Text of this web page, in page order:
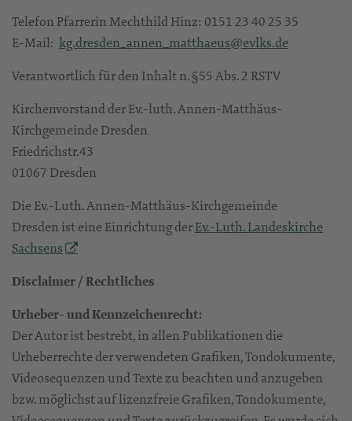
Telefon Pfarrerin Mechthild Hinz: 0151 23 40 25 35
E-Mail: kg.dresden_annen_matthaeus@evlks.de
Verantwortlich für den Inhalt n. §55 Abs. 2 RSTV
Kirchenvorstand der Ev.-luth. Annen-Matthäus-
Kirchgemeinde Dresden
Friedrichstr.43
01067 Dresden
Die Ev.-Luth. Annen-Matthäus-Kirchgemeinde
Dresden ist eine Einrichtung derEv.-Luth. Landeskirche
Sachsens
Disclaimer / Rechtliches
Urheber- und Kennzeichenrecht:
Der Autor ist bestrebt, in allen Publikationen die
Urheberrechte der verwendeten Grafiken, Tondokumente,
Videosequenzen und Texte zu beachten und anzugeben
bzw. möglichst auf lizenzfreie Grafiken, Tondokumente,